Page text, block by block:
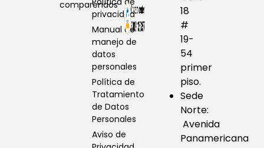
comparendos
privacidad
Manual de
manejo de
datos
personales
Política de
Tratamiento
de Datos
Personales
Aviso de
18
#
19-
54
primer
piso.
Sede
Norte:
Avenida
Panamericana